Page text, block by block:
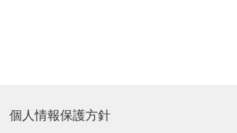
個人情報保護方針